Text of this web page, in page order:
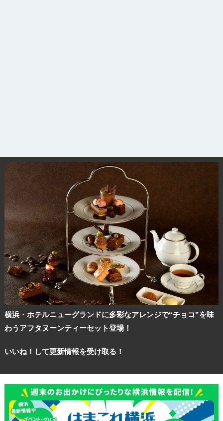
横浜・ホテルニューグランドに多彩なアレンジで“チョコ”を味
わうアフタヌーンティーセット登場！
いいね！して更新情報を受け取る！